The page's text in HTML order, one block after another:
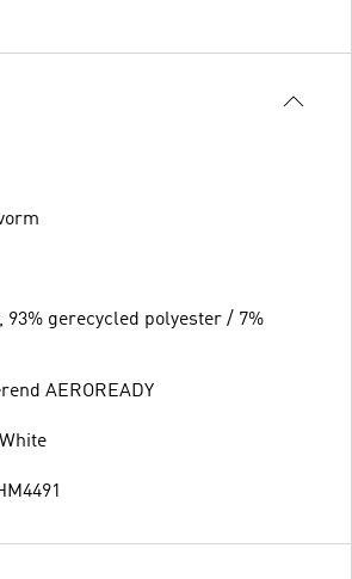
93% gerecycled polyester / 7%
AEROREADY